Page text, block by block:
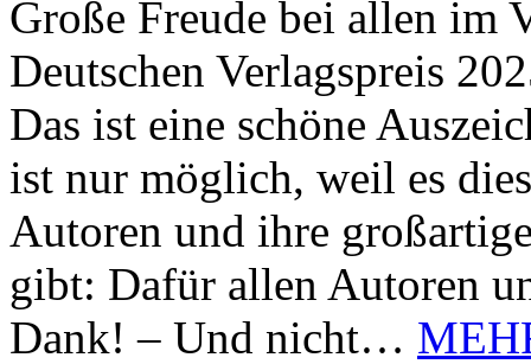
Große Freude bei allen im
Deutschen Verlagspreis
Das ist eine schöne
ist nur möglich, weil es
Autoren und ihre
gibt: Dafür allen Autoren
Dank! – Und nicht…